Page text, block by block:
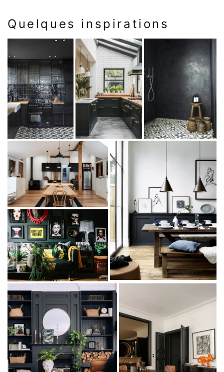
Quelques inspirations